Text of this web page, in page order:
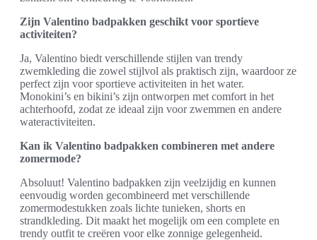
Zijn Valentino badpakken geschikt voor sportieve
activiteiten?
Ja, Valentino biedt verschillende stijlen van trendy
zwemkleding die zowel stijlvol als praktisch zijn, waardoor ze
perfect zijn voor sportieve activiteiten in het water.
Monokini’s en bikini’s zijn ontworpen met comfort in het
achterhoofd, zodat ze ideaal zijn voor zwemmen en andere
wateractiviteiten.
Kan ik Valentino badpakken combineren met andere
zomermode?
Absoluut! Valentino badpakken zijn veelzijdig en kunnen
eenvoudig worden gecombineerd met verschillende
zomermodestukken zoals lichte tunieken, shorts en
strandkleding. Dit maakt het mogelijk om een complete en
trendy outfit te creëren voor elke zonnige gelegenheid.